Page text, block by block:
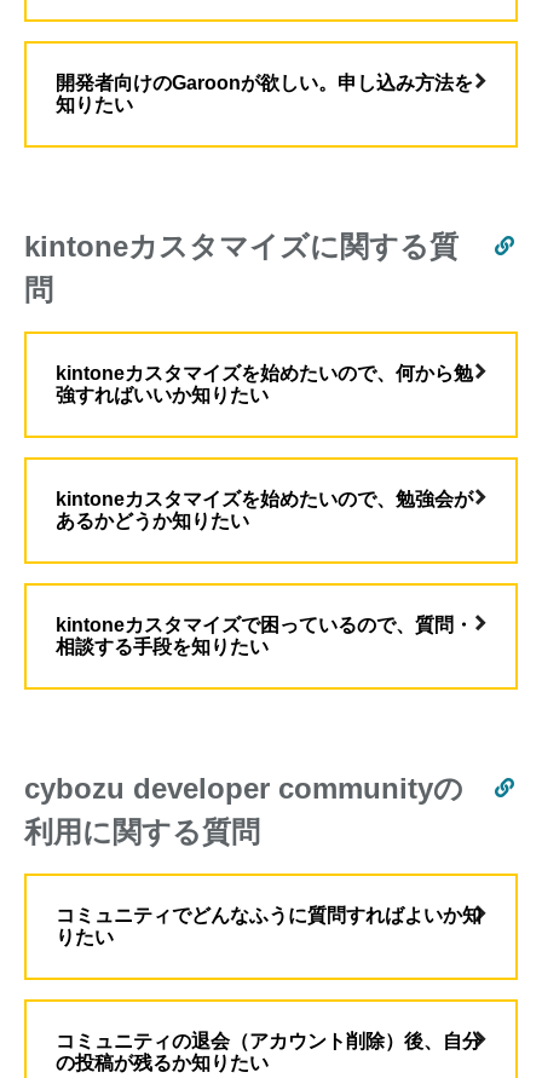
開発者向けのGaroonが欲しい。申し込み方法を
知りたい
kintoneカスタマイズに関する質
問
kintoneカスタマイズを始めたいので、何から勉
強すればいいか知りたい
kintoneカスタマイズを始めたいので、勉強会が
あるかどうか知りたい
kintoneカスタマイズで困っているので、質問・
相談する手段を知りたい
cybozu developer communityの
利用に関する質問
コミュニティでどんなふうに質問すればよいか知
りたい
コミュニティの退会（アカウント削除）後、自分
の投稿が残るか知りたい